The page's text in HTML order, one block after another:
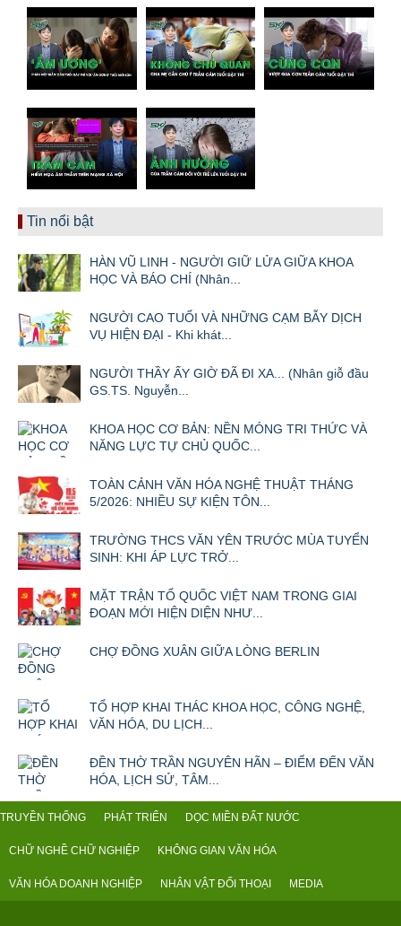
Tin nổi bật
HÀN VŨ LINH - NGƯỜI GIỮ LỬA GIỮA KHOA
HỌC VÀ BÁO CHÍ (Nhân...
NGƯỜI CAO TUỔI VÀ NHỮNG CẠM BẪY DỊCH
VỤ HIỆN ĐẠI - Khi khát...
NGƯỜI THẦY ẤY GIỜ ĐÃ ĐI XA... (Nhân giỗ đầu
GS.TS. Nguyễn...
KHOA HỌC CƠ BẢN: NỀN MÓNG TRI THỨC VÀ
NĂNG LỰC TỰ CHỦ QUỐC...
TOÀN CẢNH VĂN HÓA NGHỆ THUẬT THÁNG
5/2026: NHIỀU SỰ KIỆN TÔN...
TRƯỜNG THCS VĂN YÊN TRƯỚC MÙA TUYỂN
SINH: KHI ÁP LỰC TRỞ...
MẶT TRẬN TỔ QUỐC VIỆT NAM TRONG GIAI
ĐOẠN MỚI HIỆN DIỆN NHƯ...
CHỢ ĐỒNG XUÂN GIỮA LÒNG BERLIN
TỔ HỢP KHAI THÁC KHOA HỌC, CÔNG NGHỆ,
VĂN HÓA, DU LỊCH...
ĐỀN THỜ TRẦN NGUYÊN HÃN – ĐIỂM ĐẾN VĂN
HÓA, LỊCH SỬ, TÂM...
TRUYỀN THỐNG PHÁT TRIỂN DỌC MIỀN ĐẤT NƯỚC
CHỮ NGHỀ CHỮ NGHIỆP KHÔNG GIAN VĂN HÓA
VĂN HÓA DOANH NGHIỆP NHÂN VẬT ĐỐI THOẠI MEDIA